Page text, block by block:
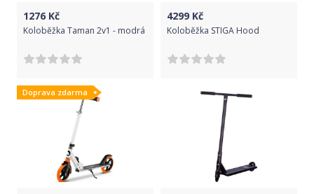
1276 Kč
Koloběžka Taman 2v1 - modrá
4299 Kč
Koloběžka STIGA Hood
Doprava zdarma